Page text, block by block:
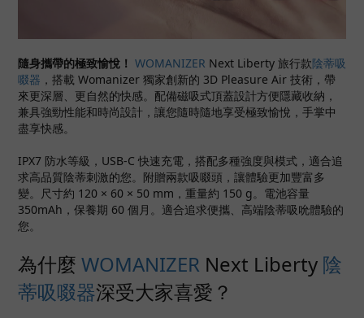
隨身攜帶的極致愉悅！ WOMANIZER Next Liberty 旅行款陰蒂吸
啜器 ，搭載 Womanizer 獨家創新的 3D Pleasure Air 技術，帶
來更深層、更自然的快感。配備磁吸式頂蓋設計方便隱藏收納，
兼具強勁性能和時尚設計，讓您隨時隨地享受極致愉悅，手掌中
盡享快感。
IPX7 防水等級，USB-C 快速充電，搭配多種強度與模式，適合追
求高品質陰蒂刺激的您。附贈兩款吸啜頭，讓體驗更加豐富多
變。尺寸約 120 × 60 × 50 mm，重量約 150 g。電池容量
350mAh，保養期 60 個月。適合追求便攜、高端陰蒂吸吮體驗的
您。
為什麼 WOMANIZER Next Liberty 陰
蒂吸啜器深受大家喜愛？